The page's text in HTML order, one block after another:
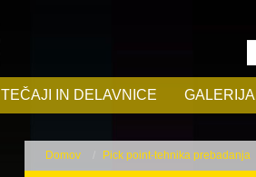
TEČAJI IN DELAVNICE GALERIJA
Domov Pick point-tehnika prebadanja